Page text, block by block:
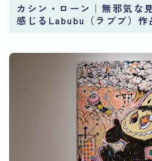
カシン・ローン｜無邪気な
感じるLabubu（ラブブ）作